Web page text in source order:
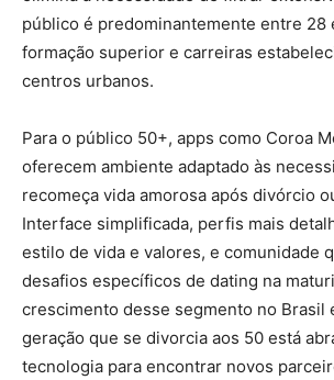
público é predominantemente entre 28
formação superior e carreiras
centros urbanos.
Para o público 50+, apps como Coroa
oferecem ambiente adaptado às
recomeça vida amorosa após divórcio
Interface simplificada, perfis mais
estilo de vida e valores, e comunidade
desafios específicos de dating na
crescimento desse segmento no
geração que se divorcia aos 50 está
tecnologia para encontrar novos